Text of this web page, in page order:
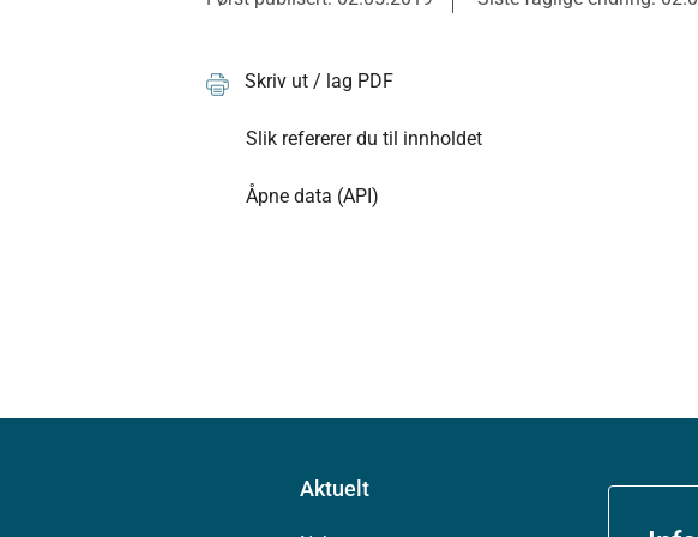
Skriv ut / lag PDF
Slik refererer du til innholdet
Åpne data (API)
Aktuelt